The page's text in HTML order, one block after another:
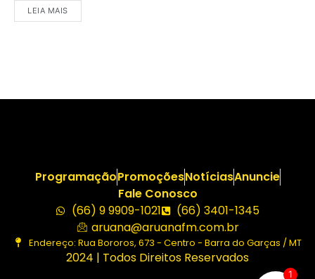
LEIA MAIS
ProgramaçãoPromoçõesNotíciasAnuncie
Fale Conosco
(66) 9 9909-1021
(66) 3401-1345
aruana@aruanafm.com.br
Endereço: Rua Bororos, 673 - Centro - Barra do Garças / MT
2024 | Todos Direitos Reservados
1